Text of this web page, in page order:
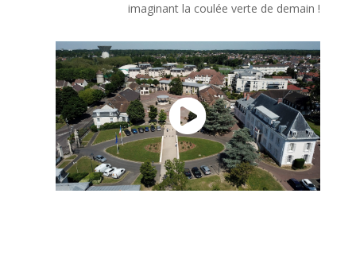
imaginant la coulée verte de demain !